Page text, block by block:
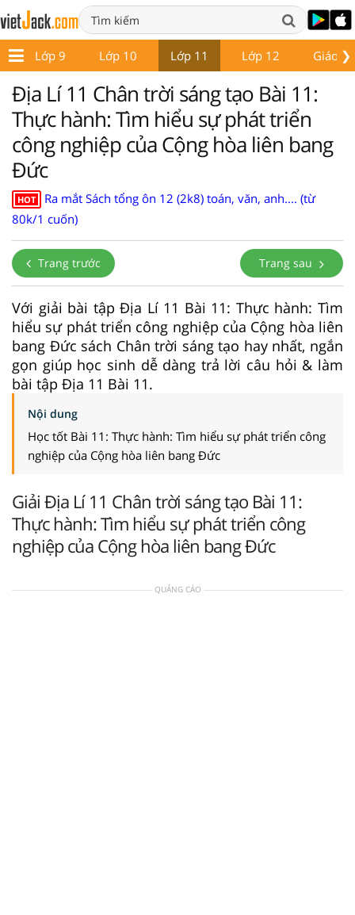
❯
Lớp 9 Lớp 10 Lớp 11 Lớp 12 Giáo
Địa Lí 11 Chân trời sáng tạo Bài 11:
Thực hành: Tìm hiểu sự phát triển
công nghiệp của Cộng hòa liên bang
Đức
HOT
Ra mắt Sách tổng ôn 12 (2k8) toán, văn, anh.... (từ
80k/1 cuốn)
Trang trước Trang sau
Với giải bài tập Địa Lí 11 Bài 11: Thực hành: Tìm
hiểu sự phát triển công nghiệp của Cộng hòa liên
bang Đức sách Chân trời sáng tạo hay nhất, ngắn
gọn giúp học sinh dễ dàng trả lời câu hỏi & làm
bài tập Địa 11 Bài 11.
Nội dung
Học tốt Bài 11: Thực hành: Tìm hiểu sự phát triển công
nghiệp của Cộng hòa liên bang Đức
Giải Địa Lí 11 Chân trời sáng tạo Bài 11:
Thực hành: Tìm hiểu sự phát triển công
nghiệp của Cộng hòa liên bang Đức
QUẢNG CÁO